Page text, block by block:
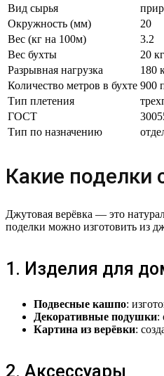
Вид сырья
Окружность (мм)
20
Вес (кг на 100м)
3.2
Вес бухты
20 кг
Разрывная нагрузка
180
Количество метров в бухте 900
Тип плетения
ГОСТ
Тип по назначению
Какие поделки
Джутовая верёвка — это
поделки можно изготовить из
1. Изделия для
Подвесные кашпо:
Декоративные подушки:
Картина из верёвки:
2. Аксессуары